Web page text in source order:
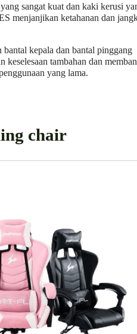
sangat kuat dan kaki kerusi
menjanjikan ketahanan dan
kepala dan bantal pinggang
keselesaan tambahan dan
yang lama.
chair